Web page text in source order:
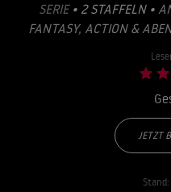
SERIE • 2 STAFFELN •
FANTASY, ACTION &
JETZT
Stand: